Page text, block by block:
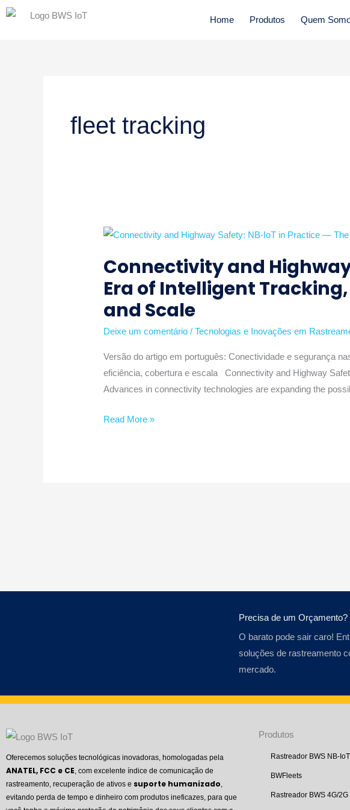
Home Produtos Quem
fleet tracking
Connectivity and
Era of Intelligent
and Scale
Deixe um comentário /Tecnologias e Inovações em
Versão do artigo em português: Conectividade e segurança
eficiência, cobertura e escala Connectivity and Highway
Advances in connectivity technologies are expanding the
Connectivity
Highway
Safety:
NB-
IoT
in
—
The
New
Read More »
Precisa de um Orçamento?
O barato pode sair caro!
soluções de rastreamento
mercado.
Oferecemos soluções tecnológicas inovadoras, homologadas pela
ANATEL, FCC e CE, com excelente índice de comunicação de
rastreamento, recuperação de ativos e suporte humanizado,
evitando perda de tempo e dinheiro com produtos ineficazes, para que
Produtos
Rastreador BWS NB-IoT
BWFleets
Rastreador BWS 4G/2G